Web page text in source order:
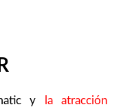
y
la atracción